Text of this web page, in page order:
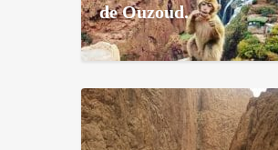
de Ouzoud.